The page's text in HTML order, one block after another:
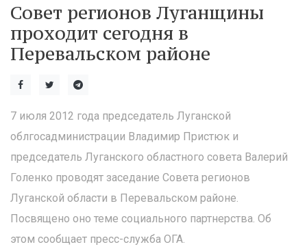
Совет регионов Луганщины
проходит сегодня в
Перевальском районе
7 июля 2012 года председатель Луганской
облгосадминистрации Владимир Пристюк и
председатель Луганского областного совета Валерий
Голенко проводят заседание Совета регионов
Луганской области в Перевальском районе.
Посвящено оно теме социального партнерства. Об
этом сообщает пресс-служба ОГА.